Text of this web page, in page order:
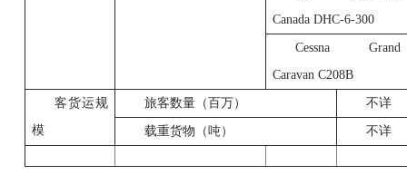
Canada DHC-6-300
Cessna Grand
Caravan C208B
客货运规
模
旅客数量（百万） 不详
载重货物（吨） 不详